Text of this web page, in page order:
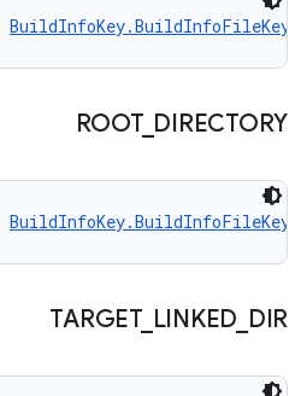
BuildInfoKey.BuildInfoFileKey
ROOT_ DIRECTORY
BuildInfoKey.BuildInfoFileKey
TARGET_ LINKED DIR